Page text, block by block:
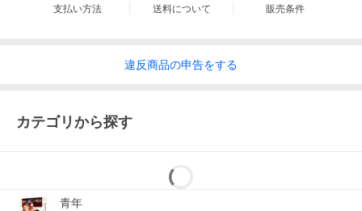
支払い方法 送料について 販売条件
違反商品の申告をする
カテゴリから探す
青年